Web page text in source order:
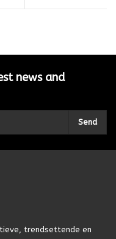
news and
Send
trendsettende en